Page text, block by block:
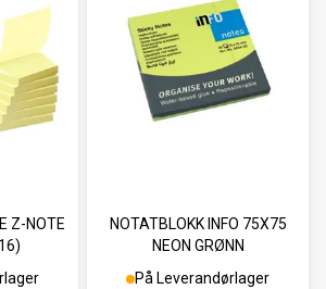
Z-NOTE
NOTATBLOKK INFO 75X75
NEON GRØNN
På Leverandørlager